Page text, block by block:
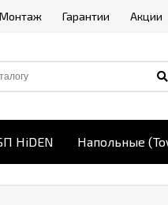
Монтаж Гарантии Акции
HiDEN Напольные